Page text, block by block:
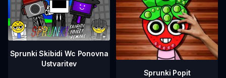
Sprunki Skibidi Wc Ponovna
Ustvaritev
Sprunki Popit